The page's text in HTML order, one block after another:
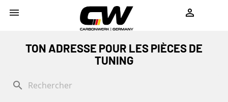
 
TON ADRESSE POUR LES PIÈCES DE
TUNING
search